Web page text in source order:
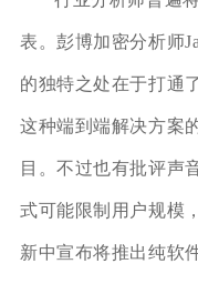
表。彭博加密分析师
的独特之处在于打通
这种端到端解决方案
目。不过也有批评声
式可能限制用户规模
新中宣布将推出纯软